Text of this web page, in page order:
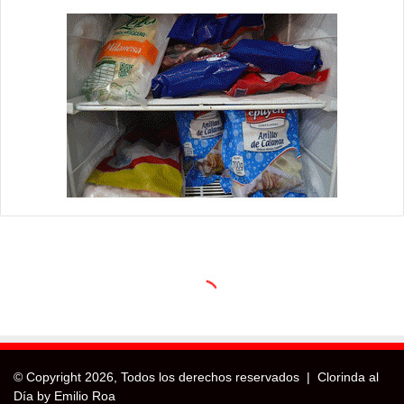
© Copyright 2026, Todos los derechos reservados | Clorinda al
Día by Emilio Roa